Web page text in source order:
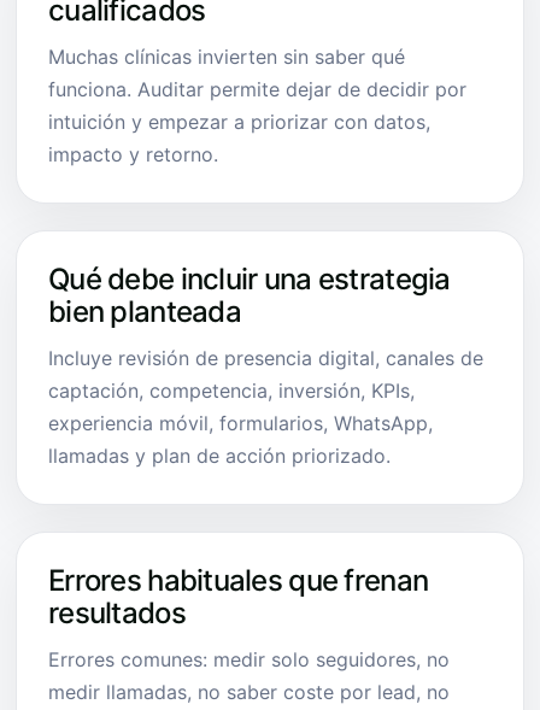
cualificados
Muchas clínicas invierten sin saber qué
funciona. Auditar permite dejar de decidir por
intuición y empezar a priorizar con datos,
impacto y retorno.
Qué debe incluir una estrategia
bien planteada
Incluye revisión de presencia digital, canales de
captación, competencia, inversión, KPIs,
experiencia móvil, formularios, WhatsApp,
llamadas y plan de acción priorizado.
Errores habituales que frenan
resultados
Errores comunes: medir solo seguidores, no
medir llamadas, no saber coste por lead, no